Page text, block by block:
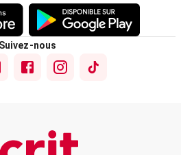
Suivez-nous